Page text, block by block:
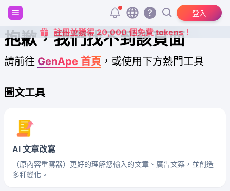
登入
註冊並獲得 20,000 個免費 tokens！
抱歉，我們找不到該頁面
請前往 GenApe 首頁 ，或使用下方熱門工具
圖文工具
AI 文章改寫
（原內容重寫器）更好的理解您輸入的文章、廣告文案，並創造
多種變化。